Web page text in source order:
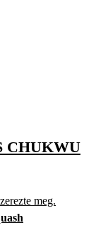
CHUKWU
meg.